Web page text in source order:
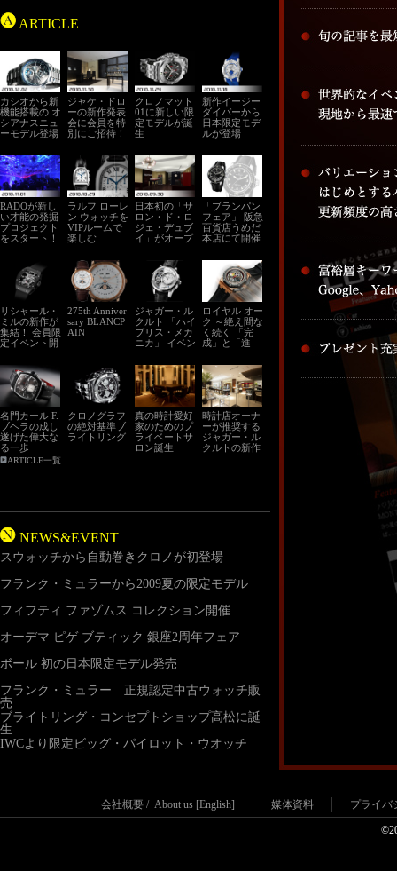
ARTICLE
カシオから新
機能搭載の オ
シアナスニュ
ーモデル登場
ジャケ・ドロ
ーの新作発表
会に会員を特
別にご招待！
クロノマット
01に新しい限
定モデルが誕
生
新作イージー
ダイバーから
日本限定モデ
ルが登場
RADOが新し
い才能の発掘
プロジェクト
をスタート！
ラルフ ローレ
ン ウォッチを
VIPルームで
楽しむ
日本初の「サ
ロン・ド・ロ
ジェ・デュブ
イ」がオープ
「ブランパン
フェア」 阪急
百貨店うめだ
本店にて開催
リシャール・
ミルの新作が
集結！ 会員限
定イベント開
275th Anniver
sary BLANCP
AIN
ジャガー・ル
クルト 「ハイ
ブリス・メカ
ニカ」 イベン
ロイヤル オー
ク ～絶え間な
く続く 「完
成」と「進
名門カール F.
ブヘラの成し
遂げた偉大な
る一歩
クロノグラフ
の絶対基準ブ
ライトリング
真の時計愛好
家のためのプ
ライベートサ
ロン誕生
時計店オーナ
ーが推奨する
ジャガー・ル
クルトの新作
ARTICLE一覧
NEWS&EVENT
スウォッチから自動巻きクロノが初登場
フランク・ミュラーから2009夏の限定モデル
フィフティ ファゾムス コレクション開催
オーデマ ピゲ ブティック 銀座2周年フェア
ボール 初の日本限定モデル発売
フランク・ミュラー 正規認定中古ウォッチ販
売
ブライトリング・コンセプトショップ高松に誕
生
IWCより限定ビッグ・パイロット・ウオッチ
アワーグラス銀座店にて7周年記念フェア開催
会社概要 / About us [English] 媒体資料 プライバ